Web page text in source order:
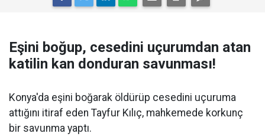
Eşini boğup, cesedini uçurumdan atan
katilin kan donduran savunması!
Konya'da eşini boğarak öldürüp cesedini uçuruma
attığını itiraf eden Tayfur Kılıç, mahkemede korkunç
bir savunma yaptı.